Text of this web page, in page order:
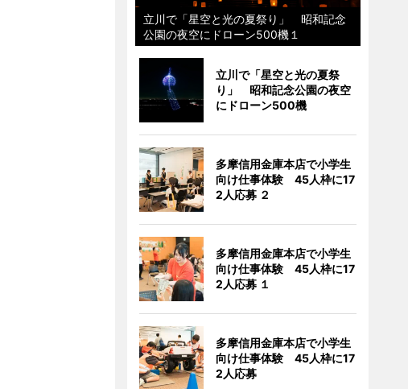
立川で「星空と光の夏祭り」 昭和記念
公園の夜空にドローン500機１
立川で「星空と光の夏祭
り」 昭和記念公園の夜空
にドローン500機
多摩信用金庫本店で小学生
向け仕事体験 45人枠に17
2人応募 ２
多摩信用金庫本店で小学生
向け仕事体験 45人枠に17
2人応募 １
多摩信用金庫本店で小学生
向け仕事体験 45人枠に17
2人応募